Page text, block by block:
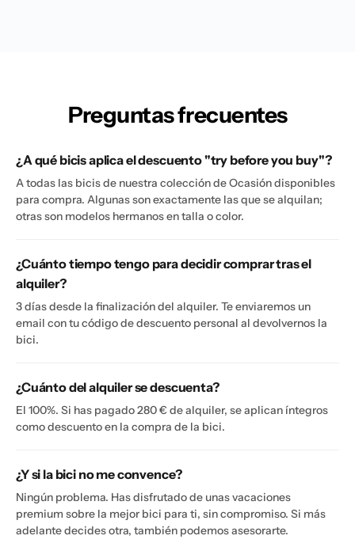
Preguntas frecuentes
¿A qué bicis aplica el descuento "try before you buy"?
A todas las bicis de nuestra colección de Ocasión disponibles
para compra. Algunas son exactamente las que se alquilan;
otras son modelos hermanos en talla o color.
¿Cuánto tiempo tengo para decidir comprar tras el
alquiler?
3 días desde la finalización del alquiler. Te enviaremos un
email con tu código de descuento personal al devolvernos la
bici.
¿Cuánto del alquiler se descuenta?
El 100%. Si has pagado 280 € de alquiler, se aplican íntegros
como descuento en la compra de la bici.
¿Y si la bici no me convence?
Ningún problema. Has disfrutado de unas vacaciones
premium sobre la mejor bici para ti, sin compromiso. Si más
adelante decides otra, también podemos asesorarte.